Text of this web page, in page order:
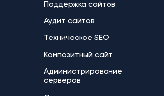
Поддержка сайтов
Аудит сайтов
Техническое SEO
Композитный сайт
Администрирование
серверов